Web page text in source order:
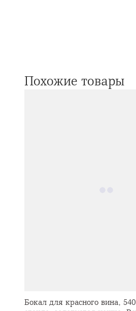
Похожие товары
Бокал для красного вина,